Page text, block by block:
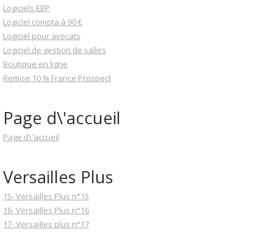
Logiciels EBP
Logiciel compta à 90 €
Logiciel pour avocats
Logiciel de gestion de salles
Boutique en ligne
Remise 10 % France Prospect
Page d\'accueil
Page d\'accueil
Versailles Plus
15- Versailles Plus n°15
16- Versailles Plus n°16
17- Versailles plus n°17